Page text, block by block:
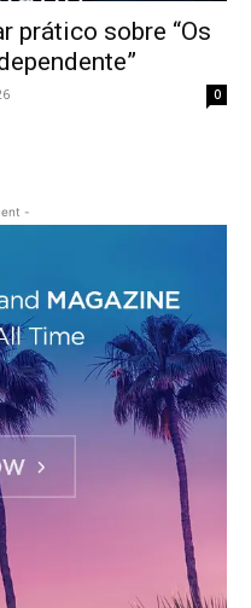
prático sobre “Os
0
-